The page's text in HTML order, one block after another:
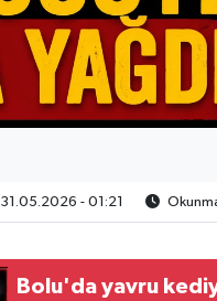
31.05.2026 - 01:21
Bolu'da yavru